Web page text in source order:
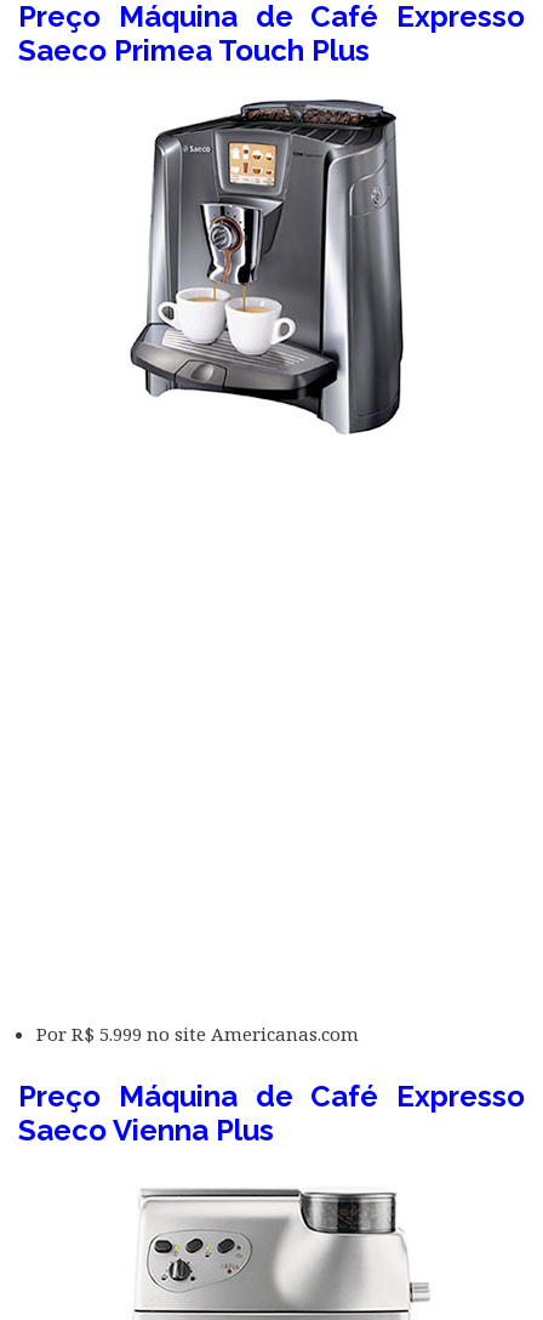
Preço Máquina de Café Expresso
Saeco Primea Touch Plus
Por R$ 5.999 no site Americanas.com
Preço Máquina de Café Expresso
Saeco Vienna Plus